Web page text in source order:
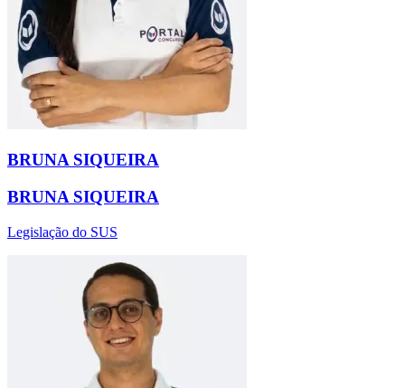
BRUNA SIQUEIRA
BRUNA SIQUEIRA
Legislação do SUS